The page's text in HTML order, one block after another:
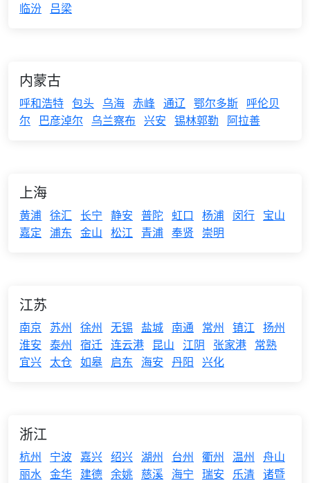
临汾 吕梁
内蒙古
呼和浩特 包头 乌海 赤峰 通辽 鄂尔多斯 呼伦贝
尔
巴彦淖尔 乌兰察布 兴安 锡林郭勒 阿拉善
上海
黄浦 徐汇 长宁 静安 普陀 虹口 杨浦 闵行 宝山
嘉定 浦东 金山 松江 青浦 奉贤 崇明
江苏
南京 苏州 徐州 无锡 盐城 南通 常州 镇江 扬州
淮安 泰州 宿迁 连云港 昆山 江阴 张家港 常熟
宜兴 太仓 如皋 启东 海安 丹阳 兴化
浙江
杭州 宁波 嘉兴 绍兴 湖州 台州 衢州 温州 舟山
丽水 金华 建德 余姚 慈溪 海宁 瑞安 乐清 诸暨